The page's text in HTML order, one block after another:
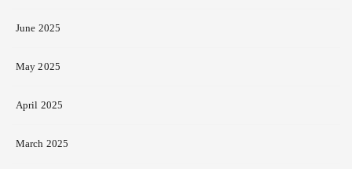
June 2025
May 2025
April 2025
March 2025